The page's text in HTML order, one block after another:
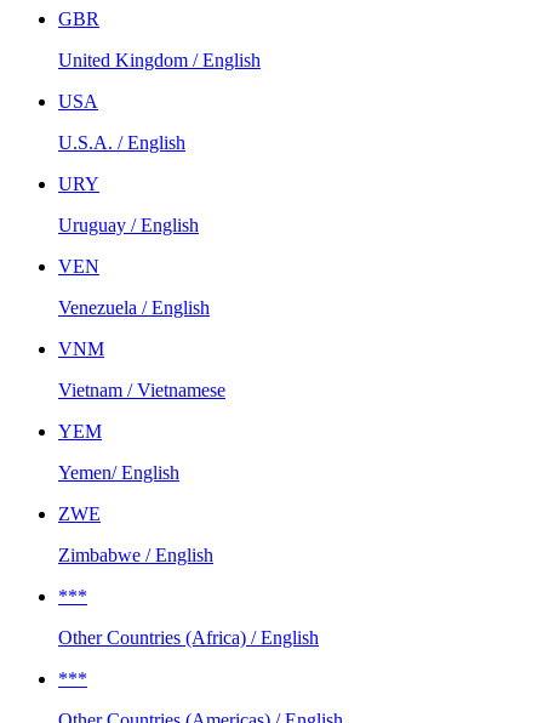
GBR
United Kingdom / English
USA
U.S.A. / English
URY
Uruguay / English
VEN
Venezuela / English
VNM
Vietnam / Vietnamese
YEM
Yemen/ English
ZWE
Zimbabwe / English
***
Other Countries (Africa) / English
***